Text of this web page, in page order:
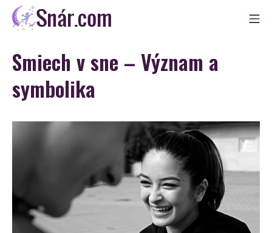
Skip
Snár
Smiech v sne – Význam a
symbolika